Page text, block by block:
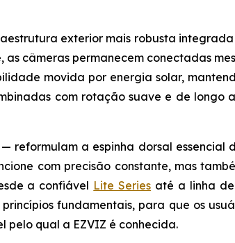
exterior mais robusta
câmeras permanecem conectadas
movida por energia solar,
com rotação suave e de longo
reformulam a espinha dorsal essencial
com precisão constante, mas
a confiável Lite Series até a linha
fundamentais, para que os
pelo qual a EZVIZ é conhecida.